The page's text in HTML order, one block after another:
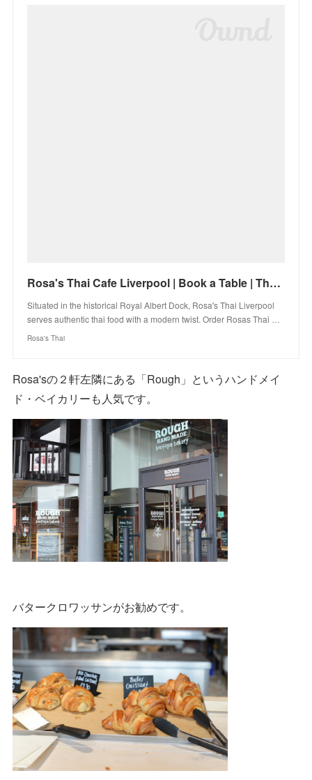
Rosa's Thai Cafe Liverpool | Book a Table | Thai Delivery & Takeaway
Situated in the historical Royal Albert Dock, Rosa's Thai Liverpool
serves authentic thai food with a modern twist. Order Rosas Thai …
Rosa's Thai
Rosa'sの２軒左隣にある「Rough」というハンドメイ
ド・ベイカリーも人気です。
バタークロワッサンがお勧めです。